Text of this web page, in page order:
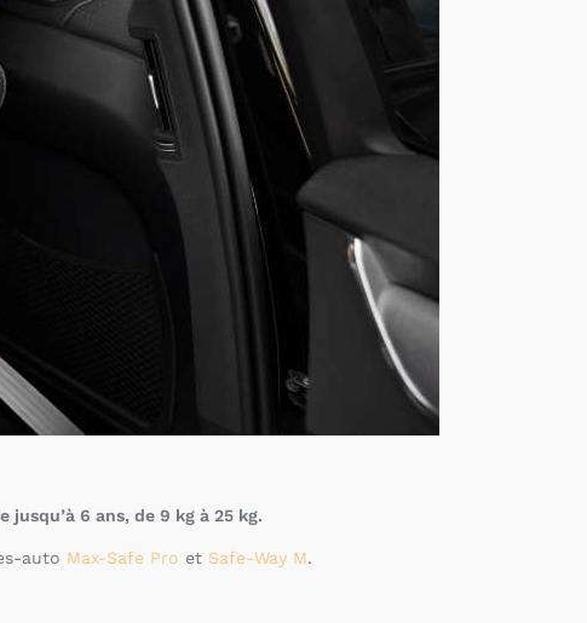
jusqu’à 6 ans, de 9 kg à 25 kg.
auto Max-Safe Pro et Safe-Way M.